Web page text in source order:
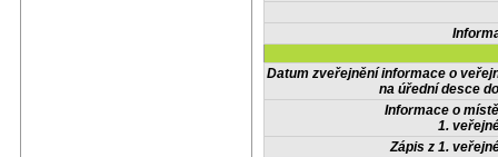
Datum zveřejnění informace o
na úřední desce
Informace o
1.
Zápis z 1.